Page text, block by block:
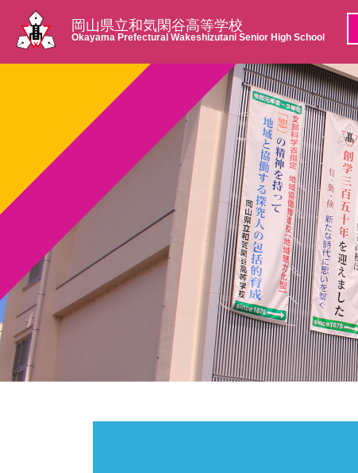
岡山県立和気閑谷高等学校
Okayama Prefectural Wakeshizutani Senior High School